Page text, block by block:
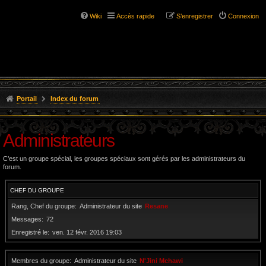
Wiki Accès rapide Connexion
S’enregistrer
Portail Index du forum
Administrateurs
C’est un groupe spécial, les groupes spéciaux sont gérés par les administrateurs du
forum.
CHEF DU GROUPE
Rang, Chef du groupe Administrateur du site Resane
Messages
72
Enregistré le
ven. 12 févr. 2016 19:03
Membres du groupe Administrateur du site N'Jini Mchawi